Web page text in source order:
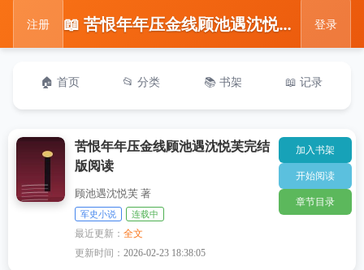
注册 📖 苦恨年年压金线顾池遇沈悦芙完结版阅读 登录
🏠 首页 📂 分类 📚 书架 📖 记录
苦恨年年压金线顾池遇沈悦芙完结
版阅读
顾池遇沈悦芙 著
军史小说 连载中
最近更新：全文
更新时间：2026-02-23 18:38:05
加入书架
开始阅读
章节目录